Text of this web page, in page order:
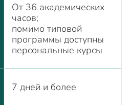
От 36 академических
часов;
помимо типовой
программы доступны
персональные курсы
7 дней и более